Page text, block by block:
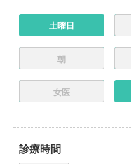
土曜日
朝
女医
診療時間